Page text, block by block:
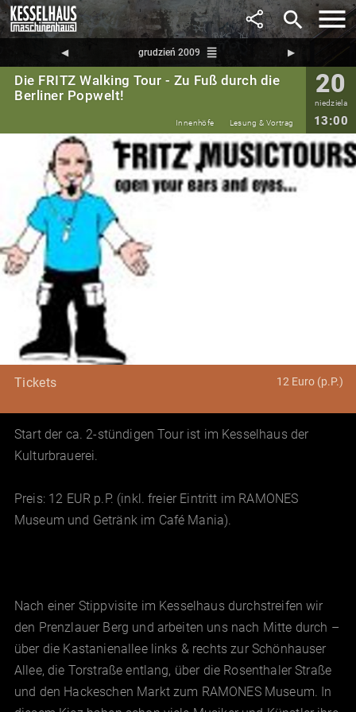
search
◀︎ grudzień 2009 reorder ▶︎
Die FRITZ Walking Tour - Zu Fuß durch die
Berliner Popwelt!
20
niedziela
13:00
Innenhöfe Lesung & Vortrag
Tickets 12 Euro (p.P.)
Start der ca. 2-stündigen Tour ist im Kesselhaus der
Kulturbrauerei.
Preis: 12 EUR p.P. (inkl. freier Eintritt im RAMONES
Museum und Getränk im Café Mania).
Nach einer Stippvisite im Kesselhaus durchstreifen wir
den Prenzlauer Berg und arbeiten uns nach Mitte durch –
über die Kastanienallee links & rechts zur Schönhauser
Allee, die Torstraße entlang, über die Rosenthaler Straße
und den Hackeschen Markt zum RAMONES Museum. In